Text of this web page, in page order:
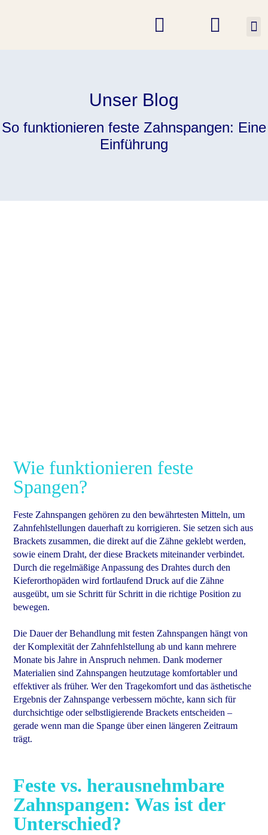
Unser Blog
So funktionieren feste Zahnspangen: Eine
Einführung
Wie funktionieren feste
Spangen?
Feste Zahnspangen gehören zu den bewährtesten Mitteln, um
Zahnfehlstellungen dauerhaft zu korrigieren. Sie setzen sich aus
Brackets zusammen, die direkt auf die Zähne geklebt werden,
sowie einem Draht, der diese Brackets miteinander verbindet.
Durch die regelmäßige Anpassung des Drahtes durch den
Kieferorthopäden wird fortlaufend Druck auf die Zähne
ausgeübt, um sie Schritt für Schritt in die richtige Position zu
bewegen.
Die Dauer der Behandlung mit festen Zahnspangen hängt von
der Komplexität der Zahnfehlstellung ab und kann mehrere
Monate bis Jahre in Anspruch nehmen. Dank moderner
Materialien sind Zahnspangen heutzutage komfortabler und
effektiver als früher. Wer den Tragekomfort und das ästhetische
Ergebnis der Zahnspange verbessern möchte, kann sich für
durchsichtige oder selbstligierende Brackets entscheiden –
gerade wenn man die Spange über einen längeren Zeitraum
trägt.
Feste vs. herausnehmbare
Zahnspangen: Was ist der
Unterschied?